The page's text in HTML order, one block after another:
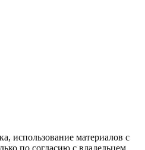
использование материалов с
по согласию с владельцем.